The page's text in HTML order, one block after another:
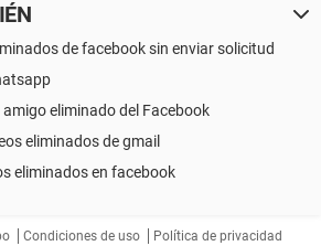
de facebook sin enviar solicitud
eliminado del Facebook
eliminados de gmail
eliminados en facebook
Condiciones de uso Política de privacidad